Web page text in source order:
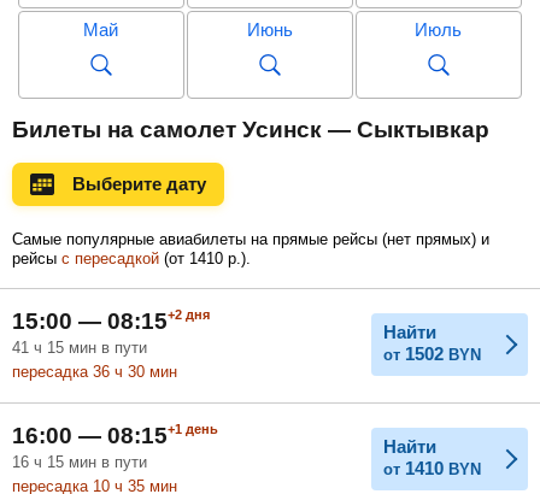
Май Июнь Июль
Сентябрь
Ноябрь
Билеты на самолет Усинск — Сыктывкар
Выберите дату
Самые популярные авиабилеты на прямые рейсы (нет прямых) и
рейсы с пересадкой (от 1410 р. ).
15:00 — 08:15+2 дня
41 ч 15 мин в пути
пересадка 36 ч 30 мин
Найти
от 1502 BYN
16:00 — 08:15+1 день
16 ч 15 мин в пути
пересадка 10 ч 35 мин
Найти
от 1410 BYN